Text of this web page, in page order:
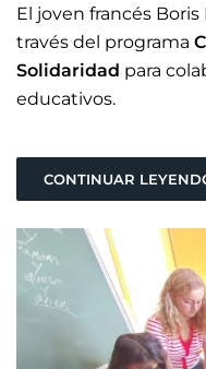
El joven francés
través del programa
Solidaridad para
educativos.
CONTINUAR